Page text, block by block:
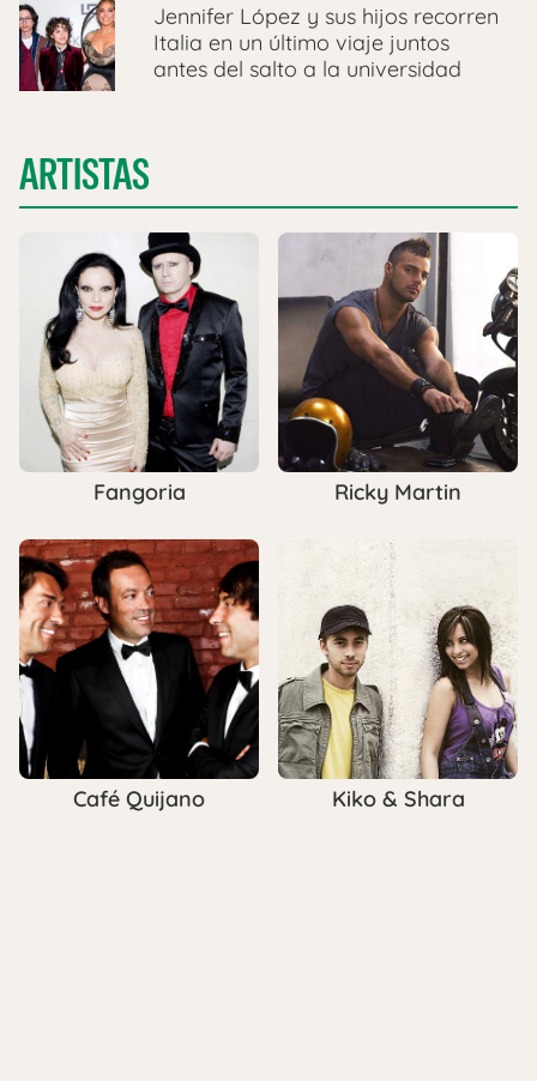
Jennifer López y sus hijos recorren
Italia en un último viaje juntos
antes del salto a la universidad
ARTISTAS
Fangoria Ricky Martin
Café Quijano Kiko & Shara